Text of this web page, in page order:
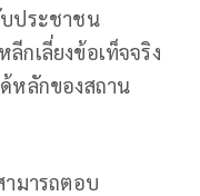
บประชาชน
กเลี่ยงข้อเท็จจริง
หลักของสถาน
ามารถตอบ